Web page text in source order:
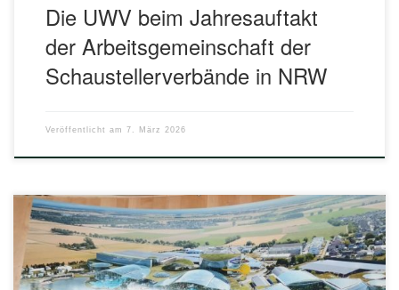
Die UWV beim Jahresauftakt
der Arbeitsgemeinschaft der
Schaustellerverbände in NRW
Veröffentlicht am 7. März 2026
Die Wund-Gruppe und die Stadtverwaltung hatten am 18.
Juli 2025 zur Pressekonferenz in die Therme eingeladen